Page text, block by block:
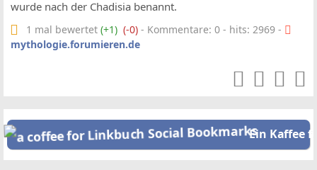
wurde nach der Chadisia benannt.
1 mal bewertet (+1) (-0) - Kommentare: 0 - hits: 2969 -
mythologie.forumieren.de
Ein Kaffee